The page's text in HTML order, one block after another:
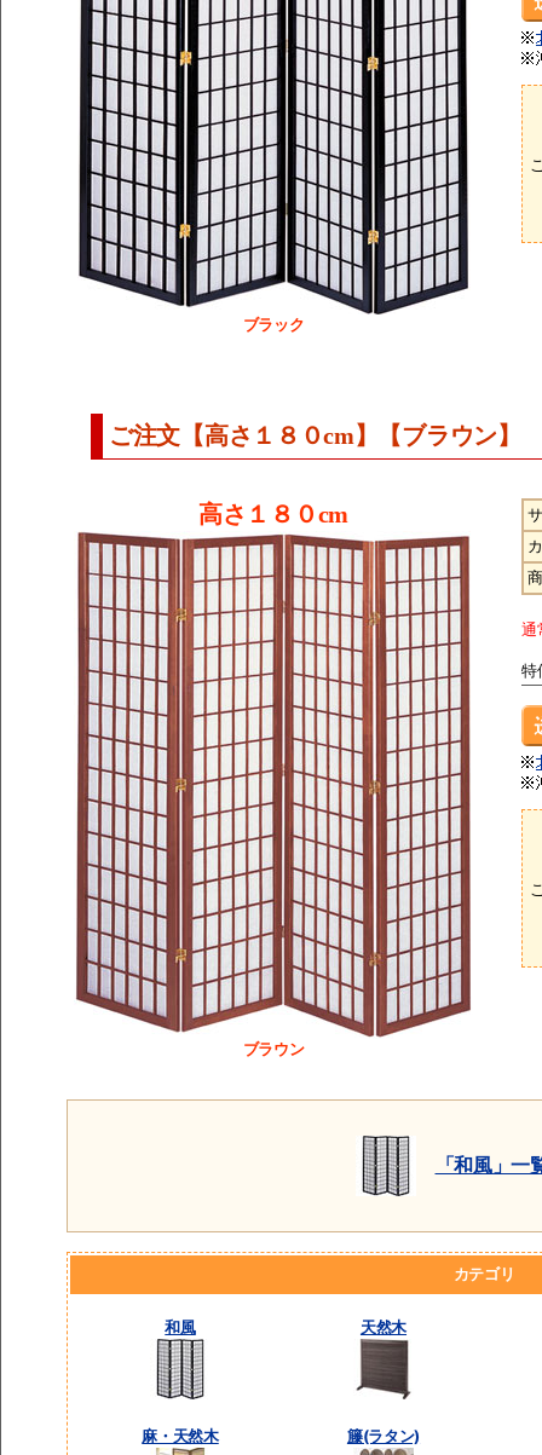
ブラック
ご注文【高さ１８０cm】【ブラウン】
高さ１８０cm
ブラウン
通
特
「和風」
カテゴリ
和風 天然木
麻・天然木 籐(ラタン)